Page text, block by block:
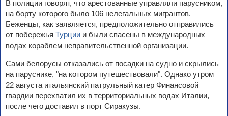
В полиции говорят, что арестованные управляли парусником,
на борту которого было 106 нелегальных мигрантов.
Беженцы, как заявляется, предположительно отправились
от побережья Турции и были спасены в международных
водах кораблем неправительственной организации.
Сами белорусы отказались от посадки на судно и скрылись
на паруснике, "на котором путешествовали". Однако утром
22 августа итальянский патрульный катер Финансовой
гвардии перехватил их в территориальных водах Италии,
после чего доставил в порт Сиракузы.